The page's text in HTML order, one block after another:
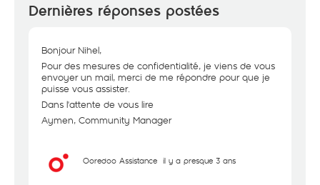
Dernières réponses postées
Bonjour Nihel,
Pour des mesures de confidentialité, je viens de vous
envoyer un mail, merci de me répondre pour que je
puisse vous assister.
Dans l'attente de vous lire
Aymen, Community Manager
Ooredoo Assistance il y a presque 3 ans